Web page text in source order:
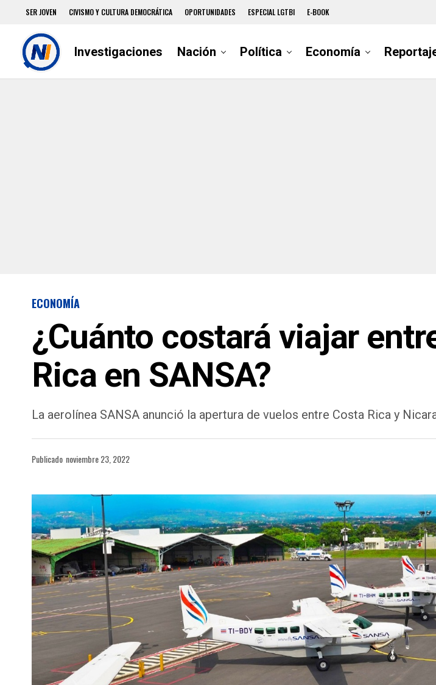
SER JOVEN CIVISMO Y CULTURA DEMOCRÁTICA OPORTUNIDADES ESPECIAL LGTBI E-BOOK
Investigaciones Nación Política Economía
ECONOMÍA
¿Cuánto costará viajar
Rica en SANSA?
La aerolínea SANSA anunció la apertura de vuelos entre Costa Rica y
Publicado noviembre 23, 2022